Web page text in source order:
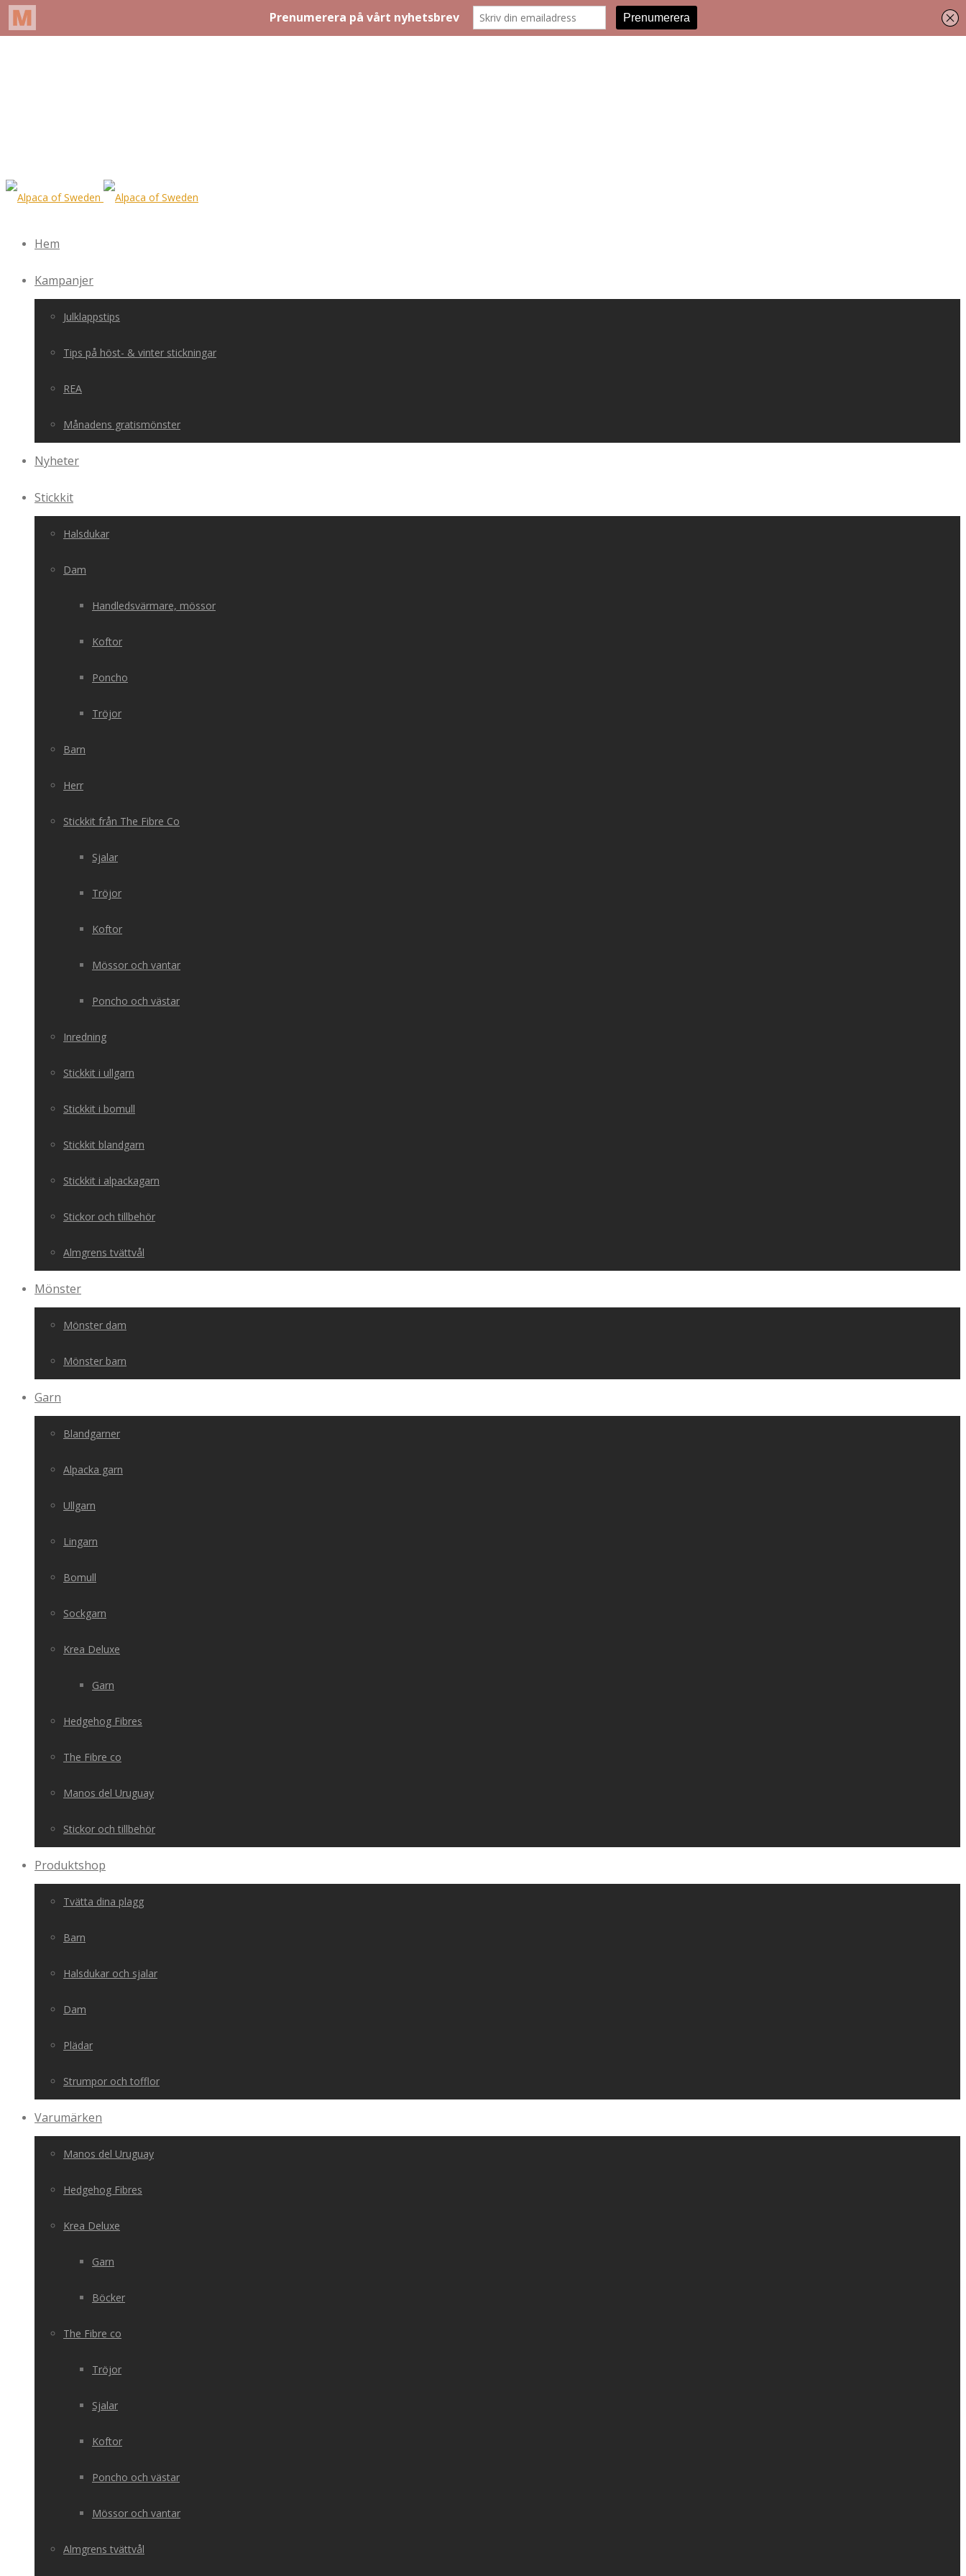
Hem
Kampanjer
Julklappstips
Tips på höst- & vinter stickningar
REA
Månadens gratismönster
Nyheter
Stickkit
Halsdukar
Dam
Handledsvärmare, mössor
Koftor
Poncho
Tröjor
Barn
Herr
Stickkit från The Fibre Co
Sjalar
Tröjor
Koftor
Mössor och vantar
Poncho och västar
Inredning
Stickkit i ullgarn
Stickkit i bomull
Stickkit blandgarn
Stickkit i alpackagarn
Stickor och tillbehör
Almgrens tvättvål
Mönster
Mönster dam
Mönster barn
Garn
Blandgarner
Alpacka garn
Ullgarn
Lingarn
Bomull
Sockgarn
Krea Deluxe
Garn
Hedgehog Fibres
The Fibre co
Manos del Uruguay
Stickor och tillbehör
Produktshop
Tvätta dina plagg
Barn
Halsdukar och sjalar
Dam
Plädar
Strumpor och tofflor
Varumärken
Manos del Uruguay
Hedgehog Fibres
Krea Deluxe
Garn
Böcker
The Fibre co
Tröjor
Sjalar
Koftor
Poncho och västar
Mössor och vantar
Almgrens tvättvål